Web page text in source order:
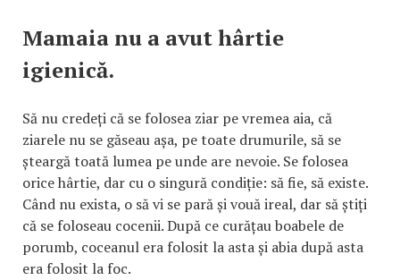
Mamaia nu a avut hârtie
igienică.
Să nu credeți că se folosea ziar pe vremea aia, că
ziarele nu se găseau așa, pe toate drumurile, să se
șteargă toată lumea pe unde are nevoie. Se folosea
orice hârtie, dar cu o singură condiție: să fie, să existe.
Când nu exista, o să vi se pară și vouă ireal, dar să știți
că se foloseau cocenii. După ce curățau boabele de
porumb, coceanul era folosit la asta și abia după asta
era folosit la foc.